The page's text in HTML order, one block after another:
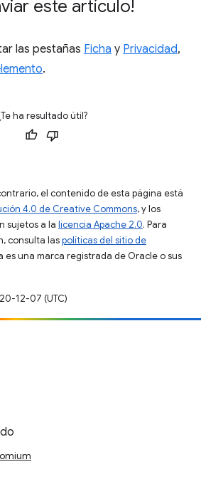
este artículo!
las pestañas Ficha y Privacidad,
.
ha resultado útil?
el contenido de esta página está
4.0 de Creative Commons, y los
sujetos a la licencia Apache 2.0. Para
consulta laspolíticas del sitio de
es una marca registrada de Oracle o sus
12-07 (UTC)